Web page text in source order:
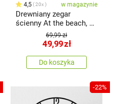
4,5 20x w magazynie
Drewniany zegar
ścienny At the beach, śr.
69,99 zł
49,99zł
Do koszyka
-22%